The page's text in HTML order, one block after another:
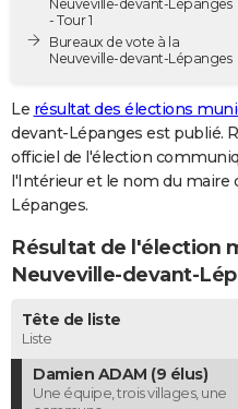
Destinations
City break
Voyage nature
Voyage de noces
Forum
PHOTO
BONS PLANS
CARTE DE VOEUX
Carte de Noël
Carte Bonne année
Carte Saint-Valentin
Carte Pâques
Carte d'anniversaire
DICTIONNAIRE
Dictionnaire
Biographies
Citations
Expressions
Proverbes
PROGRAMME TV
S'inscrire
Se connecter
Lycées
Collèges
Primaires
Universités
Entreprises
Service militaire
Avis de recherche
AVIS DE DÉCÈS
FORUM
Neuveville-devant-Lépanges
- Tour 1
Bureaux de vote à la
Neuveville-devant-Lépanges
Le résultat des élections
devant-Lépanges est publié.
officiel de l'élection
l'Intérieur et le nom du maire
Lépanges.
Résultat de l'élection
Neuveville-devant-
Tête de liste
Liste
Damien ADAM (9 élus)
Une équipe, trois villages, une